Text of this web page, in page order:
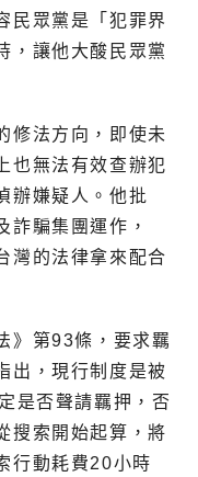
民眾黨是「犯罪界
，讓他大酸民眾黨
修法方向，即使未
也無法有效查辦犯
辦嫌疑人。他批
詐騙集團運作，
灣的法律拿來配合
》第93條，要求羈
出，現行制度是被
是否聲請羈押，否
搜索開始起算，將
行動耗費20小時